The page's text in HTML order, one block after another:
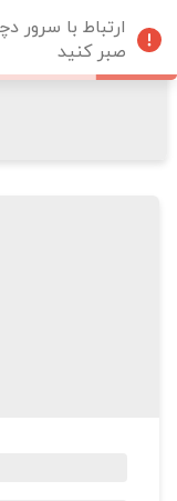
ارتباط با
صبر کنید